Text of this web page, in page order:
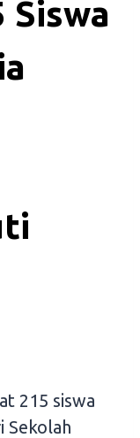
Siswa
215 siswa
Sekolah